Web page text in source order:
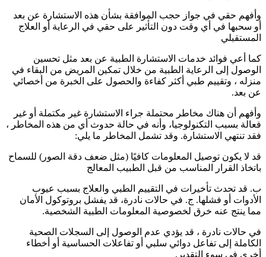
وأفهم حقي في جواز حجب الموافقة بشأن هذه الاستشارة عن بعد
أو سحبها في أي وقت دون التأثير على حقي في الرعاية أو العلاج
المستقبلي
كما أعي فوائد خدمات الاستشارة الطبية عن بعد مثل تحسين
الوصول إلى الرعاية الطبية من خلال تمكين المريض من البقاء في
منزله ، وتقييم طبي أكثر كفاءة والحصول على الخبرة من أخصائي
عن بعد.
وأفهم أن هناك مخاطر محتملة جراء الاستشارة غير مكتملة أو غير
فعالة بسبب التكنولوجيا، وأنه في حالة حدوث أي من هذه المخاطر ،
فقد تنتهي الاستشارة. وقد تشمل المخاطر ما يلي:
قد لا يكون توصيل المعلومات كافيًا (مثل ضعف دقة الصور) للسماح
باتخاذ القرار المناسب من قبل الطبيب المعالج
ب. قد تحدث تأخيرات في التقييم الطبي والعلاج بسبب عيوب
الأدوات أو فشلها. ج. في حالات نادرة، قد يفشل بروتوكول الأمان
مما ينتج عنه خرق لخصوصية المعلومات الطبية الشخصية.
في حالات نادرة ، قد يؤدي عدم الوصول إلى السجلات الصحية
الكاملة إلى تفاعل دوائي سلبي أو تفاعلات الحساسية أو أخطاء
أخرى في سوء التقدير.